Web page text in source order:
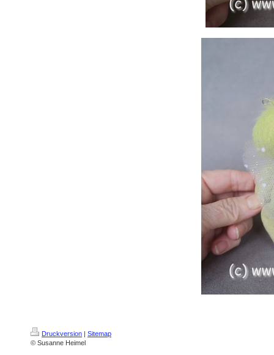
Druckversion | Sitemap
© Susanne Heimel